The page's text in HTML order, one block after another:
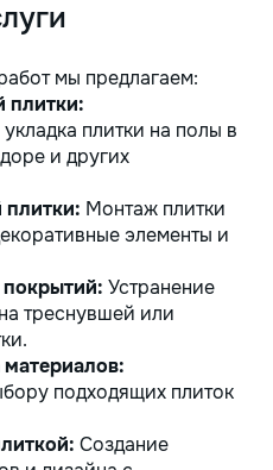
мы предлагаем:
плитки:
плитки на полы в
и других
плитки: Монтаж плитки
элементы и
Устранение
треснувшей или
подходящих плиток
Создание